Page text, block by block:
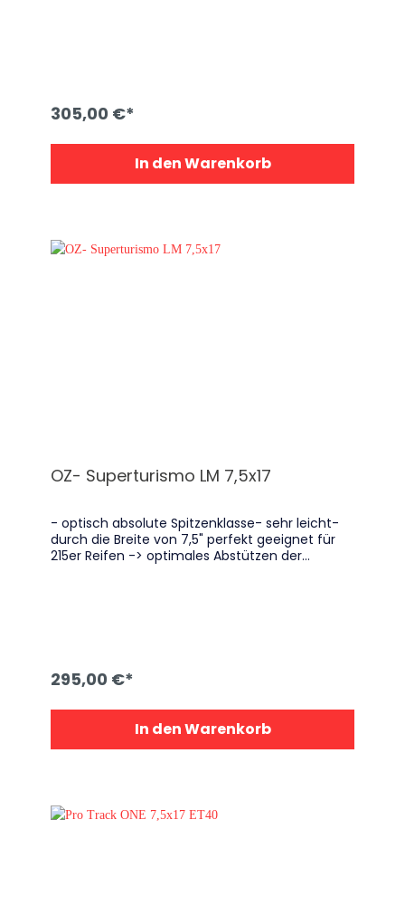
den ungefederten Massen!
305,00 €*
In den Warenkorb
OZ- Superturismo LM 7,5x17
- optisch absolute Spitzenklasse- sehr leicht-
durch die Breite von 7,5" perfekt geeignet für
215er Reifen -> optimales Abstützen der
295,00 €*
In den Warenkorb